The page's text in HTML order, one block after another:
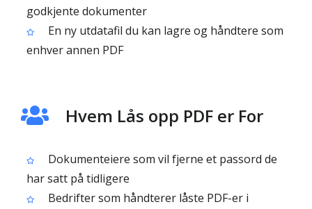
godkjente dokumenter
En ny utdatafil du kan lagre og håndtere som
enhver annen PDF
Hvem Lås opp PDF er For
Dokumenteiere som vil fjerne et passord de
har satt på tidligere
Bedrifter som håndterer låste PDF-er i